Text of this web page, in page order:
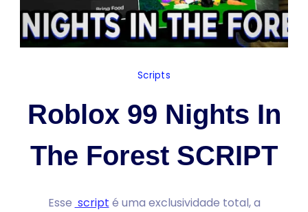
Scripts
Roblox 99 Nights In
The Forest SCRIPT
Esse script é uma exclusividade total, a